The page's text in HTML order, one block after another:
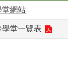
堂網站
堂一覽表